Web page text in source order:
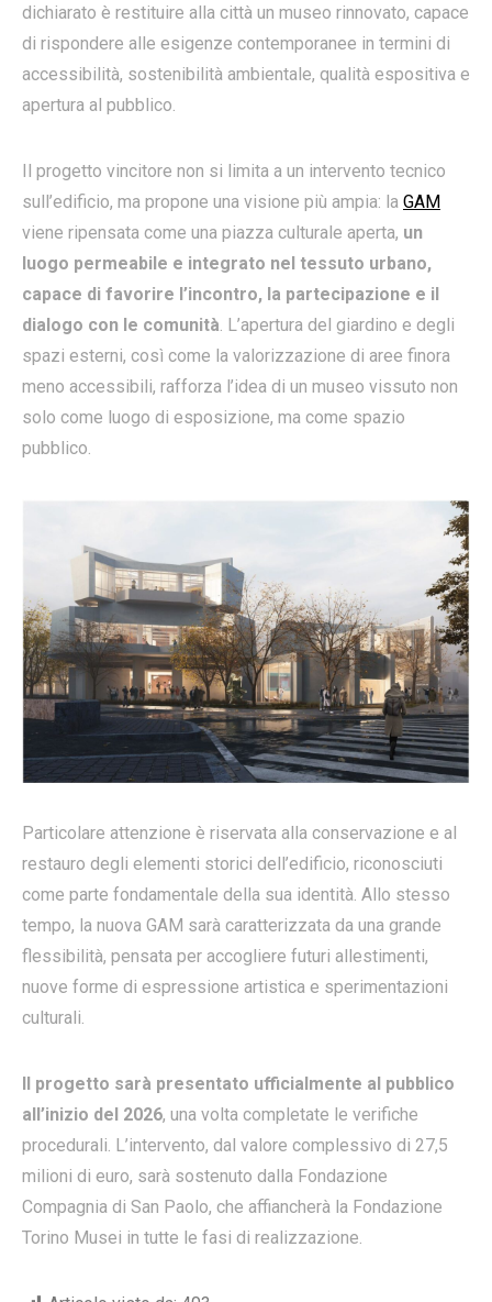
dichiarato è restituire alla città un museo rinnovato, capace
di rispondere alle esigenze contemporanee in termini di
accessibilità, sostenibilità ambientale, qualità espositiva e
apertura al pubblico.
Il progetto vincitore non si limita a un intervento tecnico
sull’edificio, ma propone una visione più ampia: la GAM
viene ripensata come una piazza culturale aperta, un
luogo permeabile e integrato nel tessuto urbano,
capace di favorire l’incontro, la partecipazione e il
dialogo con le comunità . L’apertura del giardino e degli
spazi esterni, così come la valorizzazione di aree finora
meno accessibili, rafforza l’idea di un museo vissuto non
solo come luogo di esposizione, ma come spazio
pubblico.
Particolare attenzione è riservata alla conservazione e al
restauro degli elementi storici dell’edificio, riconosciuti
come parte fondamentale della sua identità. Allo stesso
tempo, la nuova GAM sarà caratterizzata da una grande
flessibilità, pensata per accogliere futuri allestimenti,
nuove forme di espressione artistica e sperimentazioni
culturali.
Il progetto sarà presentato ufficialmente al pubblico
all’inizio del 2026, una volta completate le verifiche
procedurali. L’intervento, dal valore complessivo di 27,5
milioni di euro, sarà sostenuto dalla Fondazione
Compagnia di San Paolo, che affiancherà la Fondazione
Torino Musei in tutte le fasi di realizzazione.